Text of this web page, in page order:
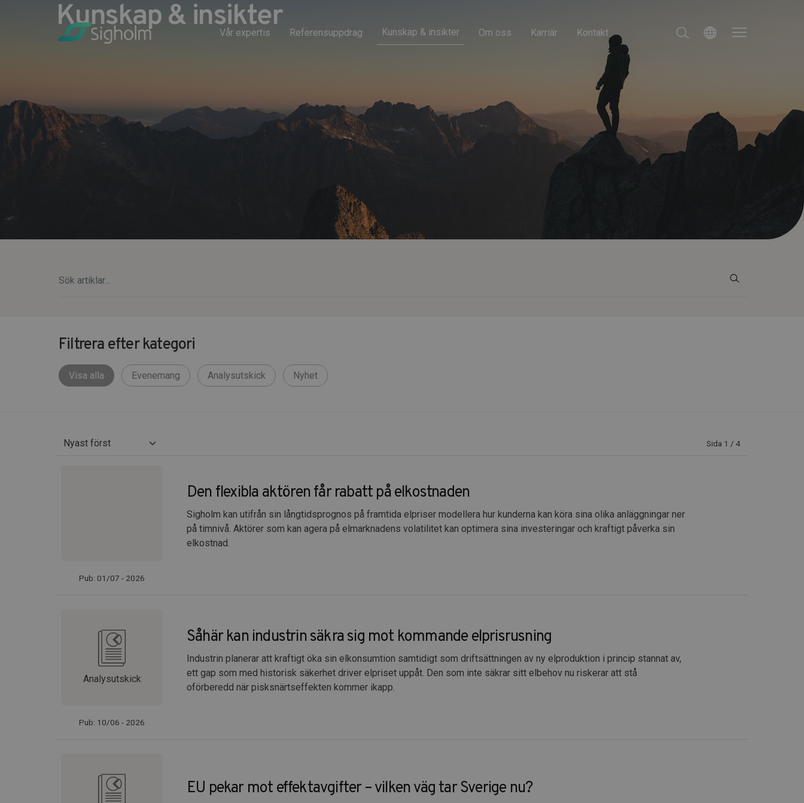
Vår expertis Referensuppdrag Kunskap & insikter Om oss Karriär Kontakt
Kunskap & insikter
Filtrera efter kategori
Visa alla Evenemang Analysutskick Nyhet
Sida 1 / 4
Pub: 01/07 - 2026
Den flexibla aktören får rabatt på elkostnaden
Sigholm kan utifrån sin långtidsprognos på framtida elpriser modellera hur kunderna kan köra sina olika anläggningar ner
på timnivå. Aktörer som kan agera på elmarknadens volatilitet kan optimera sina investeringar och kraftigt påverka sin
elkostnad.
Analysutskick
Pub: 10/06 - 2026
Såhär kan industrin säkra sig mot kommande elprisrusning
Industrin planerar att kraftigt öka sin elkonsumtion samtidigt som driftsättningen av ny elproduktion i princip stannat av,
ett gap som med historisk säkerhet driver elpriset uppåt. Den som inte säkrar sitt elbehov nu riskerar att stå
oförberedd när pisksnärtseffekten kommer ikapp.
EU pekar mot effektavgifter – vilken väg tar Sverige nu?